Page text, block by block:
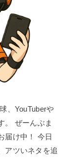
、YouTuberや
。 ぜーんぶま
届け中！ 今日
アツいネタを追